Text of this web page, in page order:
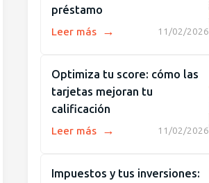
préstamo
11/02/2026
Leer más →
Optimiza tu score: cómo las
tarjetas mejoran tu
calificación
11/02/2026
Leer más →
Impuestos y tus inversiones: